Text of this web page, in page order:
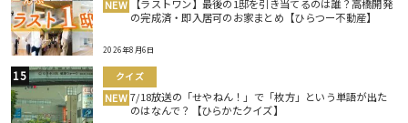
NEW
【ラストワン】最後の1邸を引き当てるのは誰？高橋開発
の完成済・即入居可のお家まとめ【ひらつー不動産】
2026年8月6日
クイズ
NEW 7/18放送の「せやねん！」で「枚方」という単語が出た
のはなんで？【ひらかたクイズ】